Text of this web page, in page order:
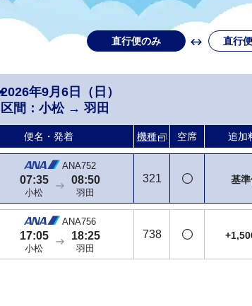
直行便のみ 直行
2026年9月6日（日）
区間： 小松→ 羽田
便名・発着 機種 空席 追加
ANA752
07:35
小松
08:50
羽田
321 基
ANA756
17:05
小松
18:25
羽田
738